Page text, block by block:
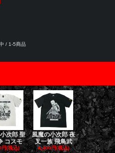
/ 1-5商品
次郎 聖
コスモ
(税込)
風魔の小次郎 夜
叉一族 飛鳥武
4,400円(税込)
風魔の小次
魔一族 竜
4,400円(税